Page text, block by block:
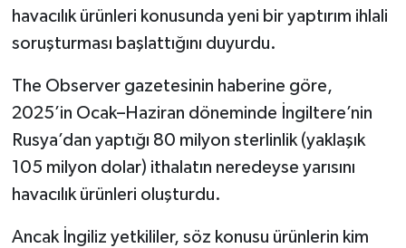
havacılık ürünleri konusunda yeni bir yaptırım ihlali
soruşturması başlattığını duyurdu.
The Observer gazetesinin haberine göre,
2025’in Ocak–Haziran döneminde İngiltere’nin
Rusya’dan yaptığı 80 milyon sterlinlik (yaklaşık
105 milyon dolar) ithalatın neredeyse yarısını
havacılık ürünleri oluşturdu.
Ancak İngiliz yetkililer, söz konusu ürünlerin kim